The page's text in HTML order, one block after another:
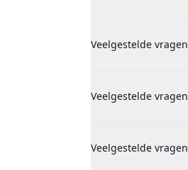
Veelgestelde
Veelgestelde
Veelgestelde